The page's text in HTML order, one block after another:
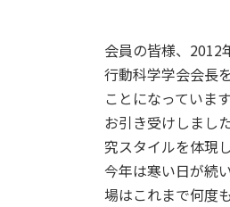
会員の皆様、2012
行動科学学会会長
ことになっていま
お引き受けしまし
究スタイルを体現
今年は寒い日が続
場はこれまで何度